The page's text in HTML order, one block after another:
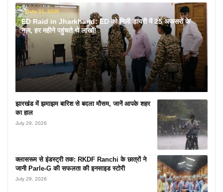
July 31, 2026
ED Raid in Jharkhand: ED को मिली डायरी में 25 अफसरों के
नाम, हर महीने पहुंचते थे लाखों!
झारखंड में झमाझम बारिश से बदला मौसम, जानें आपके शहर
का हाल
July 29, 2026
क्लासरूम से इंडस्ट्री तक: RKDF Ranchi के छात्रों ने
जानी Parle-G की सफलता की इनसाइड स्टोरी
July 29, 2026